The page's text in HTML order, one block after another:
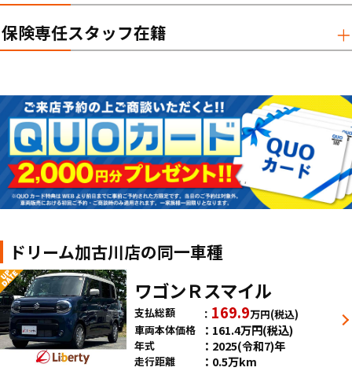
保険専任スタッフ在籍
ドリーム加古川店の同一車種
ワゴンＲスマイル
支払総額 169.9万円(税込)
車両本体価格
161.4万円(税込)
年式 2025(令和7)年
走行距離 0.5万km